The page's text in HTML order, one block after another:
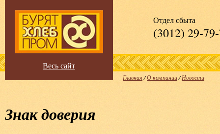
Весь сайт
Отдел сбыта
(3012) 29-
Главная /О компании/Новости
Знак доверия